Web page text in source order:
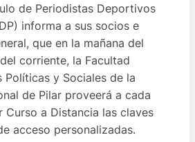
de Periodistas Deportivos
informa a sus socios e
que en la mañana del
corriente, la Facultad
Políticas y Sociales de la
de Pilar proveerá a cada
Curso a Distancia las claves
acceso personalizadas.